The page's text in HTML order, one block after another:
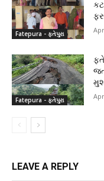
Fatepura - ફતેપુરા
Fatepura - ફતેપુરા
LEAVE A REPLY